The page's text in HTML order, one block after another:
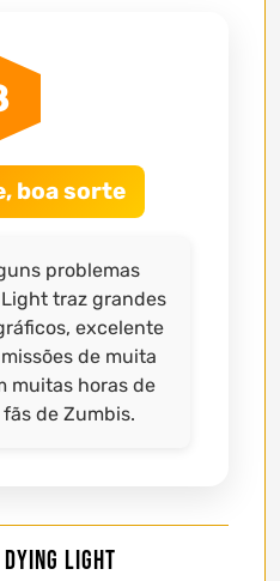
boa sorte
problemas
traz grandes
excelente
de muita
muitas horas de
de Zumbis.
Light